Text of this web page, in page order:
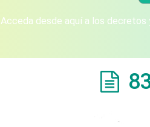
Acceda desde aquí a los